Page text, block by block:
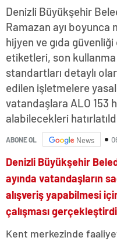
Denizli Büyükşehir
Ramazan ayı boyunca
hijyen ve gıda
etiketleri, son
standartları detaylı
edilen işletmelere
vatandaşlara ALO 153
alabilecekleri
ABONE OL News
Denizli Büyükşehir
ayında vatandaşların
alışveriş yapabilmesi
çalışması
Kent merkezinde